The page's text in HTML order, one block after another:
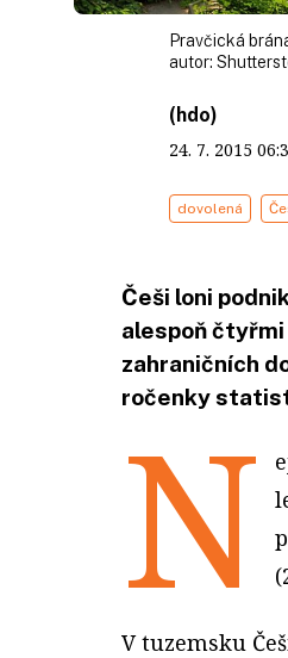
Pravčická
autor:
(hdo)
24. 7. 2015
dovolená
Češi loni
alespoň
zahraničních
ročenky
N
V tuzemsku